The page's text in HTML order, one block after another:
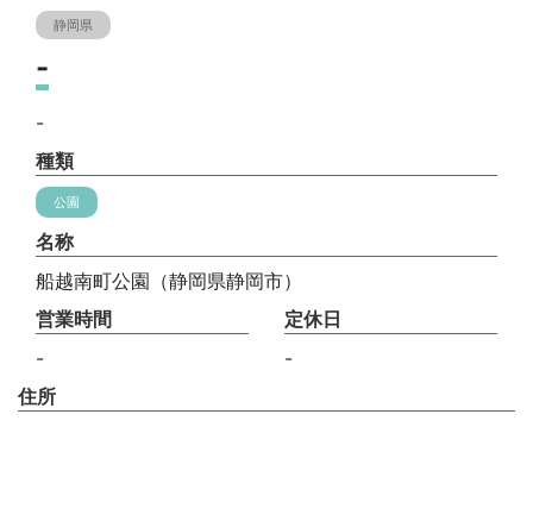
静岡県
-
-
種類
公園
名称
船越南町公園（静岡県静岡市）
営業時間
-
定休日
-
住所